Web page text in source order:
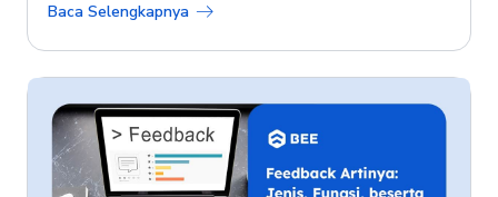
Baca Selengkapnya